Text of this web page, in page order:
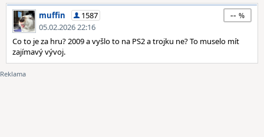
muffin
1587
05.02.2026 22:16
--
Co to je za hru? 2009 a vyšlo to na PS2 a trojku ne? To muselo mít
zajímavý vývoj.